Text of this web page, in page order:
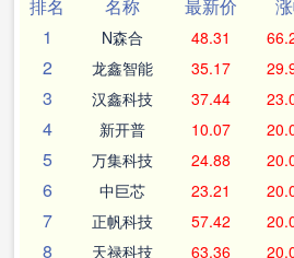
排名
名称 最新价
1
N森合 48.31
2 龙鑫智能 35.17
3 汉鑫科技 37.44
4 新开普 10.07
5 万集科技 24.88
6 中巨芯 23.21
7 正帆科技 57.42
8 天禄科技 63.36